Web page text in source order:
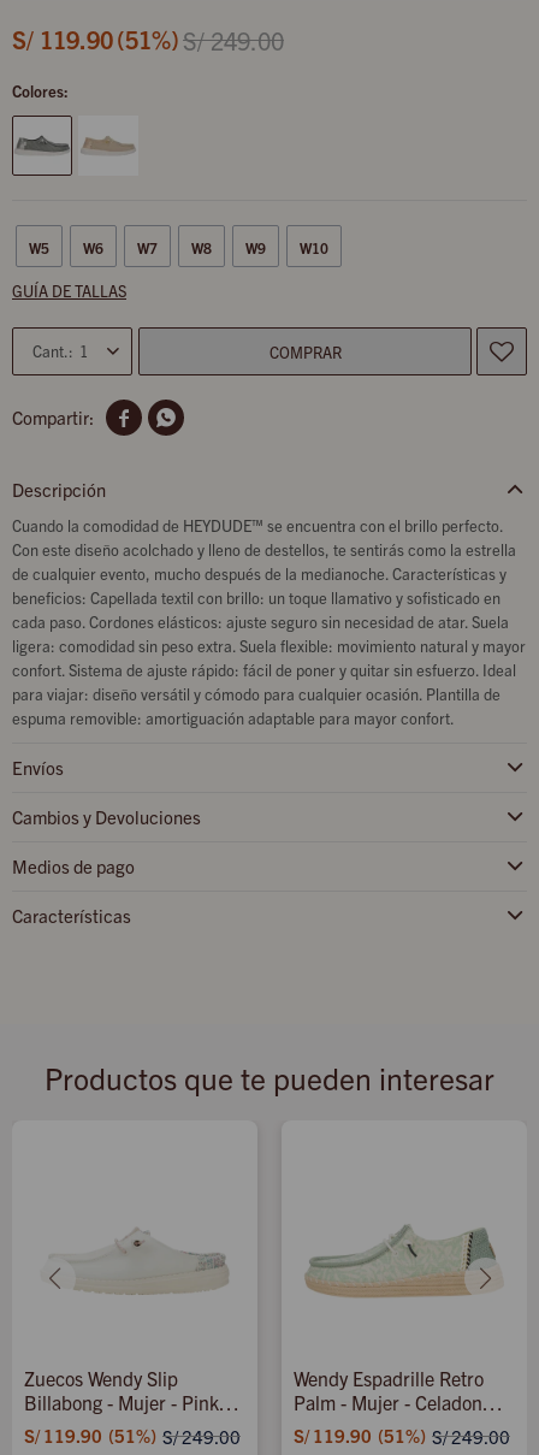
S/ 119.90 51 S/ 249.00
Colores:
W5 W6 W7 W8 W9 W10
GUÍA DE TALLAS
1 COMPRAR
 
Descripción
Cuando la comodidad de HEYDUDE™ se encuentra con el brillo perfecto.
Con este diseño acolchado y lleno de destellos, te sentirás como la estrella
de cualquier evento, mucho después de la medianoche. Características y
beneficios: Capellada textil con brillo: un toque llamativo y sofisticado en
cada paso. Cordones elásticos: ajuste seguro sin necesidad de atar. Suela
ligera: comodidad sin peso extra. Suela flexible: movimiento natural y mayor
confort. Sistema de ajuste rápido: fácil de poner y quitar sin esfuerzo. Ideal
para viajar: diseño versátil y cómodo para cualquier ocasión. Plantilla de
espuma removible: amortiguación adaptable para mayor confort.
Envíos
Cambios y Devoluciones
Medios de pago
Características
Productos que te pueden interesar
Zuecos Wendy Slip
Billabong - Mujer - Pink
Multi/white
S/ 119.90 51 S/249.00
Wendy Espadrille Retro
Palm - Mujer - Celadon
Green/white
S/ 119.90 51 S/249.00